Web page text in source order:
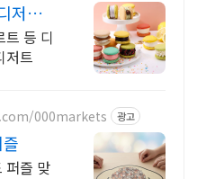
저트
트 등 디
저트
000markets 광고
퍼즐 맞